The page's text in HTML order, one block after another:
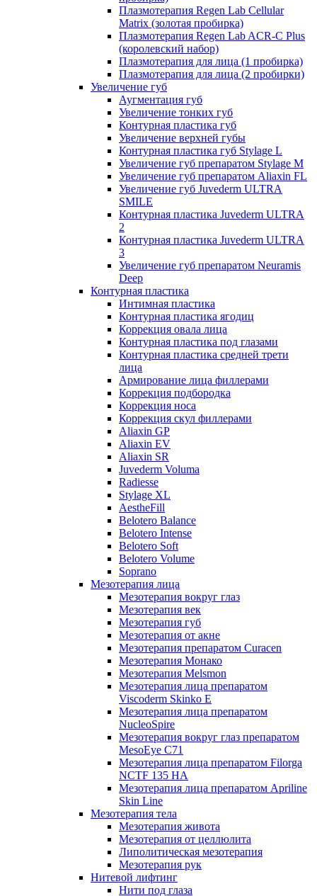
Плазмотерапия Regen Lab Cellular
Matrix (золотая пробирка)
Плазмотерапия Regen Lab ACR-C Plus
(королевский набор)
Плазмотерапия для лица (1 пробирка)
Плазмотерапия для лица (2 пробирки)
Увеличение губ
Аугментация губ
Увеличение тонких губ
Контурная пластика губ
Увеличение верхней губы
Контурная пластика губ Stylage L
Увеличение губ препаратом Stylage M
Увеличение губ препаратом Aliaxin FL
Увеличение губ Juvederm ULTRA
SMILE
Контурная пластика Juvederm ULTRA
2
Контурная пластика Juvederm ULTRA
3
Увеличение губ препаратом Neuramis
Deep
Контурная пластика
Интимная пластика
Контурная пластика ягодиц
Коррекция овала лица
Контурная пластика под глазами
Контурная пластика средней трети
лица
Армирование лица филлерами
Коррекция подбородка
Коррекция носа
Коррекция скул филлерами
Aliaxin GP
Aliaxin EV
Aliaxin SR
Juvederm Voluma
Radiesse
Stylage XL
AestheFill
Belotero Balance
Belotero Intense
Belotero Soft
Belotero Volume
Soprano
Мезотерапия лица
Мезотерапия вокруг глаз
Мезотерапия век
Мезотерапия губ
Мезотерапия от акне
Мезотерапия препаратом Curacen
Мезотерапия Монако
Мезотерапия Melsmon
Мезотерапия лица препаратом
Viscoderm Skinko E
Мезотерапия лица препаратом
NucleoSpire
Мезотерапия вокруг глаз препаратом
MesoEye С71
Мезотерапия лица препаратом Filorga
NCTF 135 HA
Мезотерапия лица препаратом Apriline
Skin Line
Мезотерапия тела
Мезотерапия живота
Мезотерапия от целлюлита
Липолитическая мезотерапия
Мезотерапия рук
Нитевой лифтинг
Нити под глаза